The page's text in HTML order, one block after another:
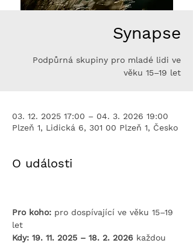
Synapse
Podpůrná skupiny pro mladé lidi ve
věku 15–19 let
03. 12. 2025 17:00 – 04. 3. 2026 19:00
Plzeň 1, Lidická 6, 301 00 Plzeň 1, Česko
O události
Pro koho: pro dospívající ve věku 15–19
let
Kdy: 19. 11. 2025 – 18. 2. 2026 každou